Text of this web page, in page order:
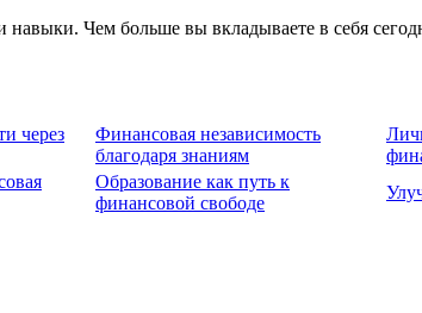
Чем больше вы вкладываете в себя
через
Финансовая независимость
благодаря знаниям
Образование как путь к
финансовой свободе